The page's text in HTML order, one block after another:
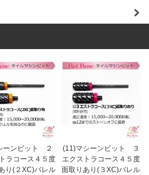
ーンビット ２
ラコース４５度
り(２XC)バレル
(11)マシーンビット ３
エクストラコース４５度
面取りあり(３XC)バレル